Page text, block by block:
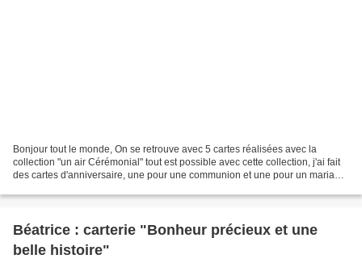
Bonjour tout le monde, On se retrouve avec 5 cartes réalisées avec la
collection "un air Cérémonial" tout est possible avec cette collection, j'ai fait
des cartes d'anniversaire, une pour une communion et une pour un mariage,
Béatrice : carterie "Bonheur précieux et une
belle histoire"